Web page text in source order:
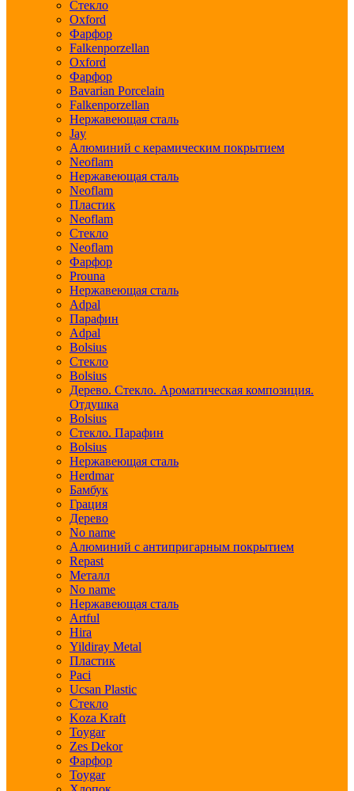
Стекло
Oxford
Фарфор
Falkenporzellan
Oxford
Фарфор
Bavarian Porcelain
Falkenporzellan
Нержавеющая сталь
Jay
Алюминий с керамическим покрытием
Neoflam
Нержавеющая сталь
Neoflam
Пластик
Neoflam
Стекло
Neoflam
Фарфор
Prouna
Нержавеющая сталь
Adpal
Парафин
Adpal
Bolsius
Стекло
Bolsius
Дерево. Стекло. Ароматическая композиция.
Отдушка
Bolsius
Стекло. Парафин
Bolsius
Нержавеющая сталь
Herdmar
Бамбук
Грация
Дерево
No name
Алюминий с антипригарным покрытием
Repast
Металл
No name
Нержавеющая сталь
Artful
Hira
Yildiray Metal
Пластик
Paci
Ucsan Plastic
Стекло
Koza Kraft
Toygar
Zes Dekor
Фарфор
Toygar